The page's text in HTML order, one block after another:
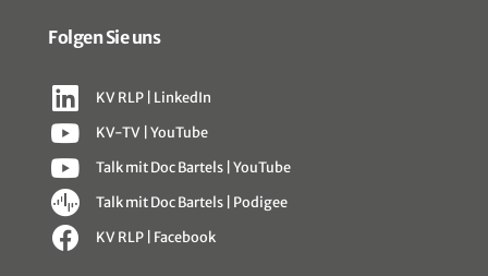
Folgen Sie uns
KV RLP | LinkedIn
KV-TV | YouTube
Talk mit Doc Bartels | YouTube
Talk mit Doc Bartels | Podigee
KV RLP | Facebook